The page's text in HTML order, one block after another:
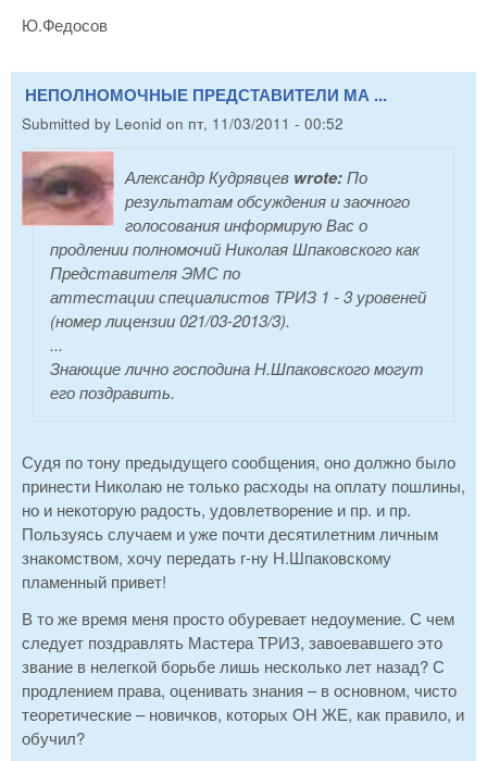
Ю.Федосов
НЕПОЛНОМОЧНЫЕ ПРЕДСТАВИТЕЛИ МА ...
Submitted by Leonid on пт, 11/03/2011 - 00:52
Александр Кудрявцев wrote:По
результатам обсуждения и заочного
голосования информирую Вас о
продлении полномочий Николая Шпаковского как
Представителя ЭМС по
аттестации специалистов ТРИЗ 1 - 3 уровеней
(номер лицензии 021/03-2013/3).
...
Знающие лично господина Н.Шпаковского могут
его поздравить.
Судя по тону предыдущего сообщения, оно должно было
принести Николаю не только расходы на оплату пошлины,
но и некоторую радость, удовлетворение и пр. и пр.
Пользуясь случаем и уже почти десятилетним личным
знакомством, хочу передать г-ну Н.Шпаковскому
пламенный привет!
В то же время меня просто обуревает недоумение. С чем
следует поздравлять Мастера ТРИЗ, завоевавшего это
звание в нелегкой борьбе лишь несколько лет назад? С
продлением права, оценивать знания – в основном, чисто
теоретические – новичков, которых ОН ЖЕ, как правило, и
обучил?